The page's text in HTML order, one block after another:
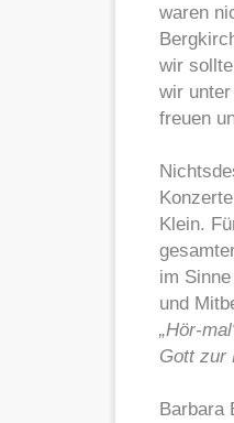
waren
wir
wir
freuen
Klein.
im
und
„Hör-
Gott zur
Barbara